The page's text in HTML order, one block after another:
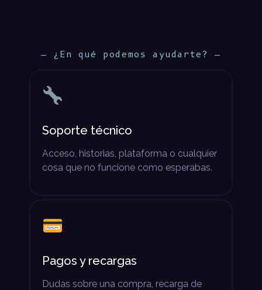
— ¿En qué podemos ayudarte? —
Soporte técnico
Acceso, historias, plataforma o cualquier
cosa que no funcione como esperabas.
Pagos y recargas
Dudas sobre una compra, recarga de